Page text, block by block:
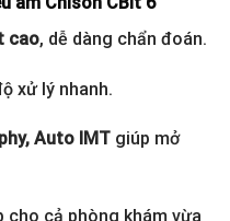
cao, dễ dàng chẩn đoán.
xử lý nhanh.
Auto IMT giúp mở
cho cả phòng khám vừa